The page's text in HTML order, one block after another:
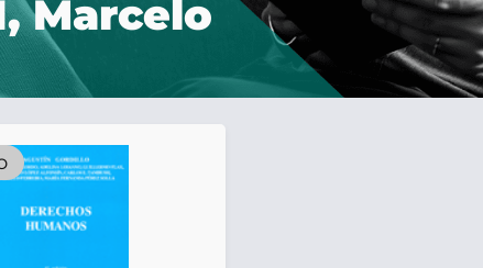
Marcelo